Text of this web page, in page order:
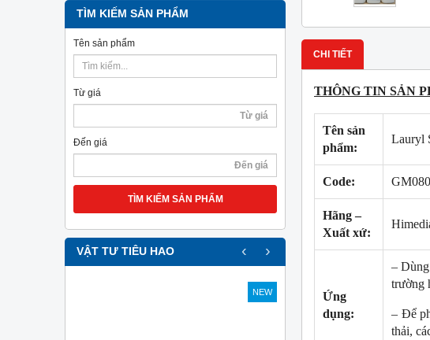
TÌM KIẾM SẢN PHẨM
Tên sản phẩm
Từ giá
Đến giá
TÌM KIẾM SẢN PHẨM
VẬT TƯ TIÊU HAO
NEW
‹ ›
CHI TIẾT
THÔNG TIN SẢN
Tên sản
phẩm:
Lauryl
Code:
Hãng –
Xuất xứ:
Ứng
dụng:
–
trường
– Để
thải,